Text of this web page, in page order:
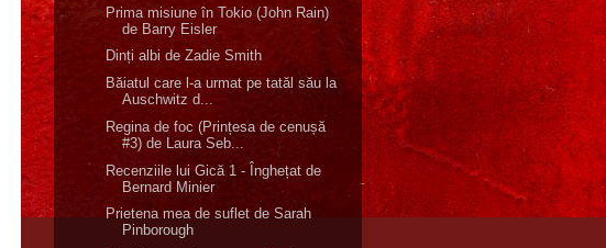
Prima misiune în Tokio (John Rain)
de Barry Eisler
Dinți albi de Zadie Smith
Băiatul care l-a urmat pe tatăl său la
Auschwitz d...
Regina de foc (Prințesa de cenușă
#3) de Laura Seb...
Recenziile lui Gică 1 - Înghețat de
Bernard Minier
Prietena mea de suflet de Sarah
Pinborough